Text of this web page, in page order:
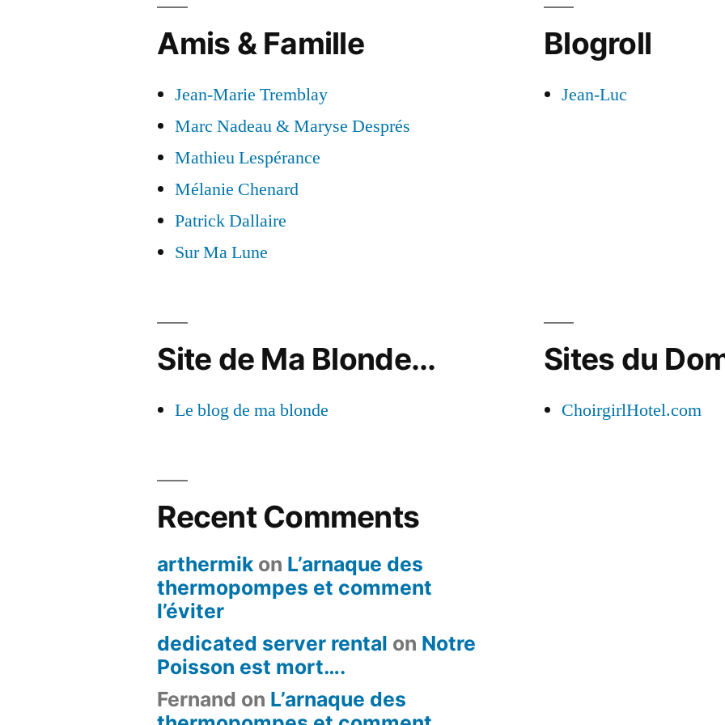
Amis & Famille
Jean-Marie Tremblay
Marc Nadeau & Maryse Després
Mathieu Lespérance
Mélanie Chenard
Patrick Dallaire
Sur Ma Lune
Blogroll
Jean-Luc
Site de Ma Blonde...
Le blog de ma blonde
Sites du
ChoirgirlHotel.com
Recent Comments
arthermik on L’arnaque des
thermopompes et comment
l’éviter
dedicated server rental on Notre
Poisson est mort….
Fernand on L’arnaque des